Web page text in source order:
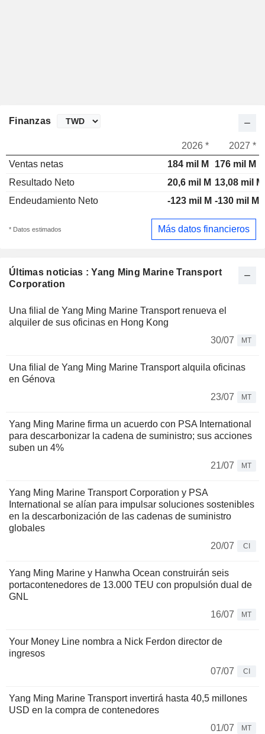
Últimas noticias : Yang Ming Marine Transport
Corporation
Una filial de Yang Ming Marine Transport renueva el
alquiler de sus oficinas en Hong Kong
30/07
MT
Una filial de Yang Ming Marine Transport alquila oficinas
en Génova
23/07
MT
Yang Ming Marine firma un acuerdo con PSA International
para descarbonizar la cadena de suministro; sus acciones
suben un 4%
21/07
MT
Yang Ming Marine Transport Corporation y PSA
International se alían para impulsar soluciones sostenibles
en la descarbonización de las cadenas de suministro
globales
20/07
CI
Yang Ming Marine y Hanwha Ocean construirán seis
portacontenedores de 13.000 TEU con propulsión dual de
GNL
16/07
MT
Your Money Line nombra a Nick Ferdon director de
ingresos
07/07
CI
Yang Ming Marine Transport invertirá hasta 40,5 millones
USD en la compra de contenedores
01/07
MT
Finanzas
2026 *
2027 *
Ventas netas
184 mil M
176 mil M
Resultado Neto
20,6 mil M 13,08 mil M
Endeudamiento Neto
-123 mil M -130 mil M
* Datos estimados Más datos financieros